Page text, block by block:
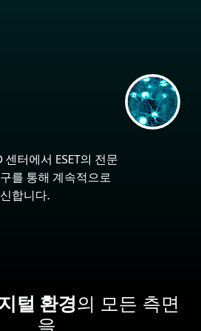
터에서 ESET의 전문
를 통해 계속적으로
합니다.
털 환경의 모든 측면
을